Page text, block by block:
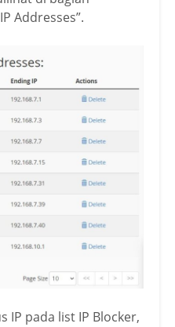
Addresses”.
IP pada list IP Blocker,